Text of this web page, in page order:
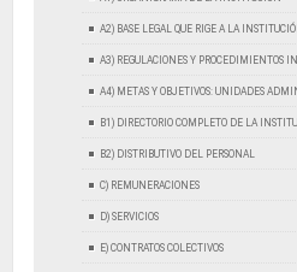
A2) BASE LEGAL QUE RIGE A LA
A3) REGULACIONES Y PROCEDIMIENTOS
A4) METAS Y OBJETIVOS: UNIDADES
B1) DIRECTORIO COMPLETO DE LA
B2) DISTRIBUTIVO DEL PERSONAL
C) REMUNERACIONES
D) SERVICIOS
E) CONTRATOS COLECTIVOS